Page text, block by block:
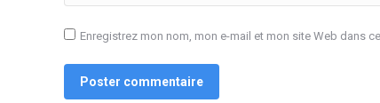
Enregistrez mon nom, mon e-mail et mon site Web dans
Poster commentaire